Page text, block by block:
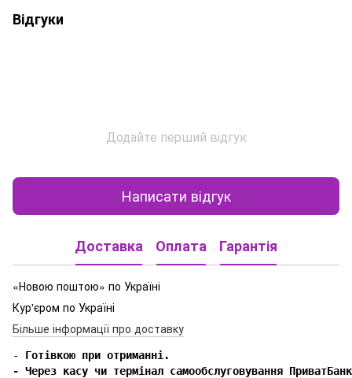
Відгуки
Додайте перший відгук
Написати відгук
Доставка Оплата Гарантія
«Новою поштою» по Україні
Кур'єром по Україні
Більше інформації про доставку
-
Готівкою при отриманні.
- Через касу чи термінал самообслуговування ПриватБанк